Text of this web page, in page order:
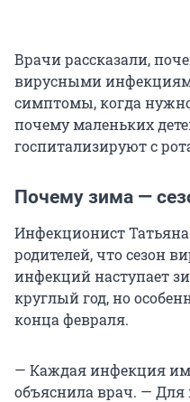
Врачи рассказали,
вирусными
симптомы, когда
почему маленьких
госпитализируют с
Почему зима —
Инфекционист
родителей, что сезон
инфекций наступает
круглый год, но
конца февраля.
— Каждая инфекция
объяснила врач. — Для